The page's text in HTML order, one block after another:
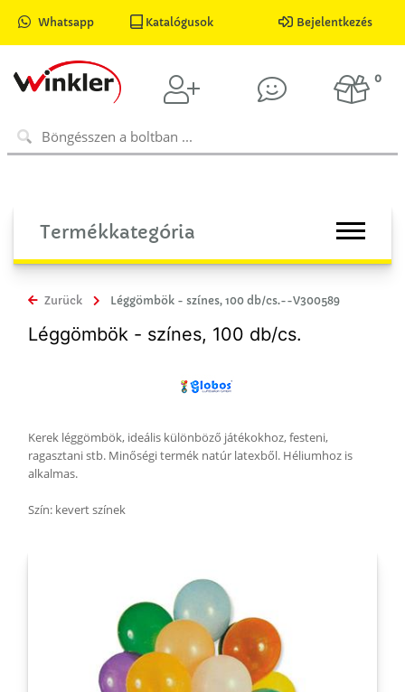
Whatsapp Katalógusok Bejelentkezés
0
Termékkategória
Zurück Léggömbök - színes, 100 db/cs.--V300589
Léggömbök - színes, 100 db/cs.
Kerek léggömbök, ideális különböző játékokhoz, festeni,
ragasztani stb. Minőségi termék natúr latexből. Héliumhoz is
alkalmas.
Szín: kevert színek